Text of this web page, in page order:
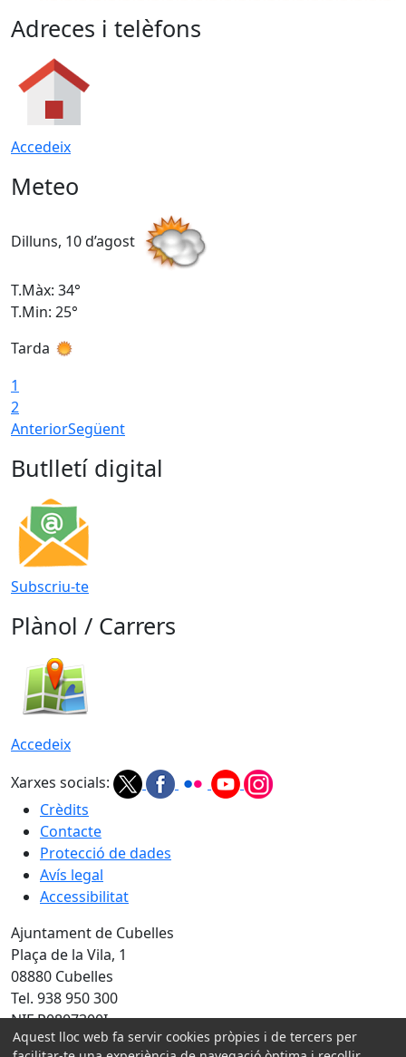
Adreces i telèfons
Accedeix
Meteo
Dilluns, 10 d’agost
T.Màx: 34°
T.Min: 25°
Tarda
1
2
AnteriorSegüent
Butlletí digital
Subscriu-te
Plànol / Carrers
Accedeix
Xarxes socials:
Crèdits
Contacte
Protecció de dades
Avís legal
Accessibilitat
Ajuntament de Cubelles
Plaça de la Vila, 1
08880 Cubelles
Tel. 938 950 300
NIF P0807300I
Aquest lloc web fa servir cookies pròpies i de tercers per